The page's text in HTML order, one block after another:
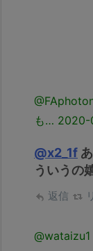
も… 2020-
@x2_1f
ういうの
返信